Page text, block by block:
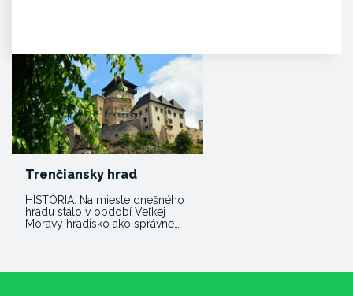
Trenčiansky hrad
HISTÓRIA. Na mieste dnešného
hradu stálo v období Veľkej
Moravy hradisko ako správne…